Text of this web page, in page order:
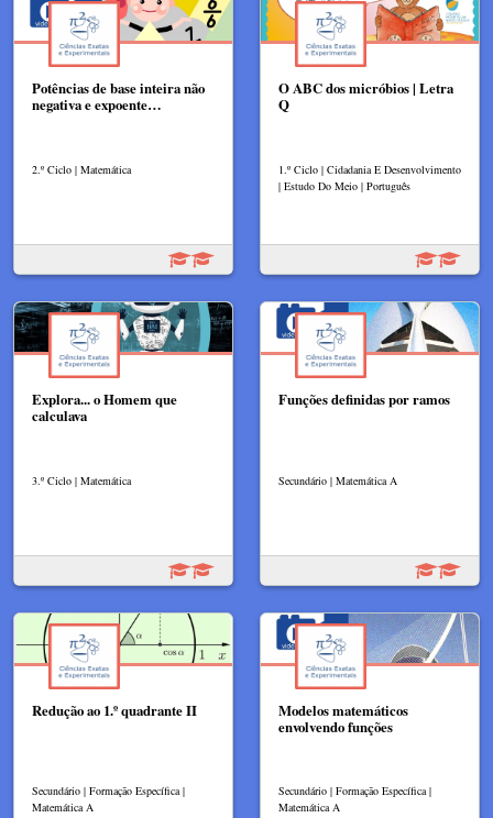
Potências de base inteira não
negativa e expoente…
2.º Ciclo | Matemática
O ABC dos micróbios | Letra
Q
1.º Ciclo | Cidadania E Desenvolvimento
| Estudo Do Meio | Português
Explora... o Homem que
calculava
3.º Ciclo | Matemática
Funções definidas por ramos
Secundário | Matemática A
Redução ao 1.º quadrante II
Secundário | Formação Específica |
Matemática A
Modelos matemáticos
envolvendo funções
Secundário | Formação Específica |
Matemática A